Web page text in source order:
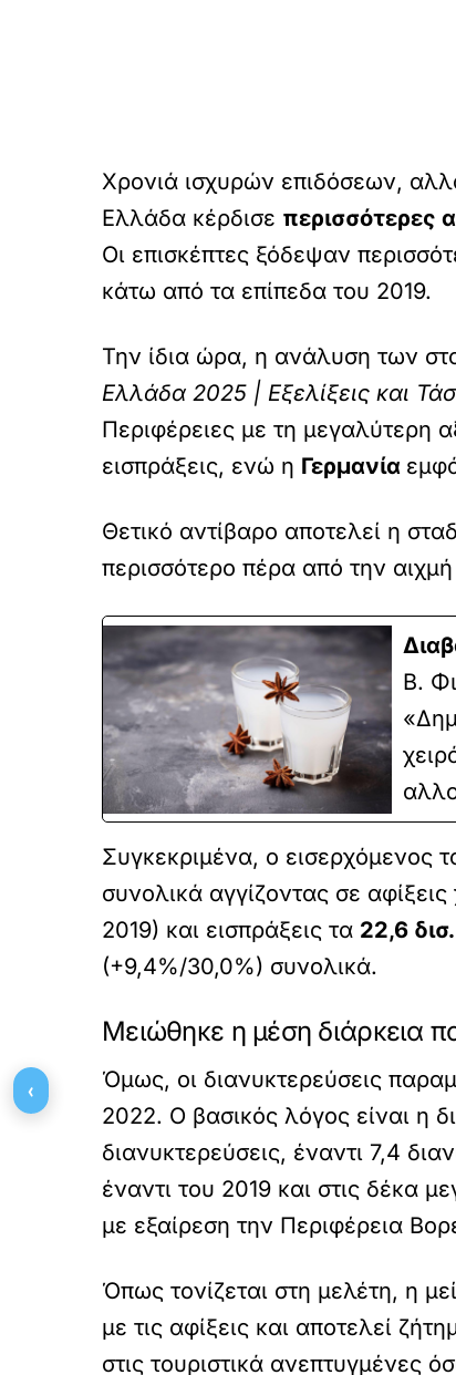
Χρονιά ισχυρών επιδόσεων,
Ελλάδα κέρδισε περισσότερες
Οι επισκέπτες ξόδεψαν
κάτω από τα επίπεδα του 2019.
Την ίδια ώρα, η ανάλυση των
Ελλάδα 2025 | Εξελίξεις και
Περιφέρειες με τη μεγαλύτερη
εισπράξεις, ενώ η Γερμανία
Θετικό αντίβαρο αποτελεί η
περισσότερο πέρα από την
Β.
Συγκεκριμένα, ο εισερχόμενος
συνολικά αγγίζοντας σε
2019) και εισπράξεις τα 22,6
(+9,4%/30,0%) συνολικά.
Μειώθηκε η μέση διάρκεια
Όμως, οι διανυκτερεύσεις
2022. Ο βασικός λόγος είναι η
διανυκτερεύσεις, έναντι 7,4
έναντι του 2019 και στις δέκα
με εξαίρεση την Περιφέρεια
Όπως τονίζεται στη μελέτη, η
με τις αφίξεις και αποτελεί
στις τουριστικά ανεπτυγμένες
‹